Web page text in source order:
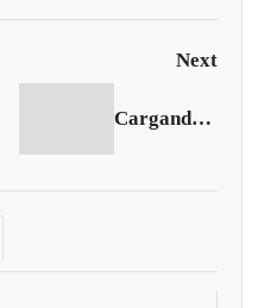
Next
Cargando siguiente...